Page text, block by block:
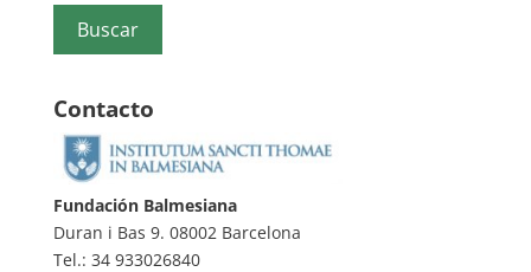
Contacto
Fundación Balmesiana
Duran i Bas 9. 08002 Barcelona
Tel.: 34 933026840